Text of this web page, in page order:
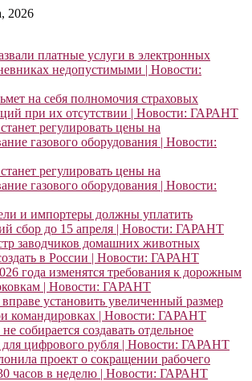
2026
платные услуги в электронных
недопустимыми | Новости:
на себя полномочия страховых
при их отсутствии | Новости: ГАРАНТ
регулировать цены на
газового оборудования | Новости:
регулировать цены на
газового оборудования | Новости:
и импортеры должны уплатить
сбор до 15 апреля | Новости: ГАРАНТ
заводчиков домашних животных
в России | Новости: ГАРАНТ
года изменятся требования к дорожным
| Новости: ГАРАНТ
установить увеличенный размер
командировках | Новости: ГАРАНТ
собирается создавать отдельное
цифрового рубля | Новости: ГАРАНТ
проект о сокращении рабочего
часов в неделю | Новости: ГАРАНТ